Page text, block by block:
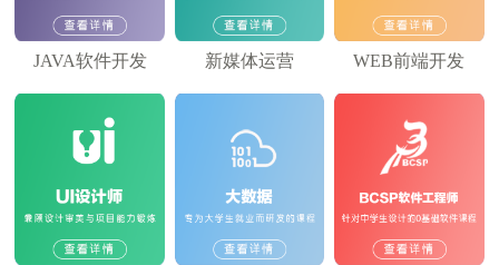
JAVA软件开发 新媒体运营 WEB前端开发